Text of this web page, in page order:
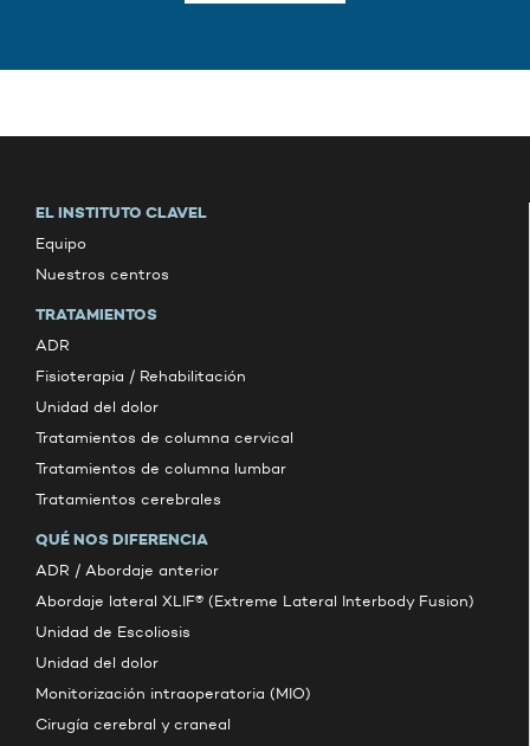
EL INSTITUTO CLAVEL
Equipo
Nuestros centros
TRATAMIENTOS
ADR
Fisioterapia / Rehabilitación
Unidad del dolor
Tratamientos de columna cervical
Tratamientos de columna lumbar
Tratamientos cerebrales
QUÉ NOS DIFERENCIA
ADR / Abordaje anterior
Abordaje lateral XLIF® (Extreme Lateral Interbody Fusion)
Unidad de Escoliosis
Unidad del dolor
Monitorización intraoperatoria (MIO)
Cirugía cerebral y craneal